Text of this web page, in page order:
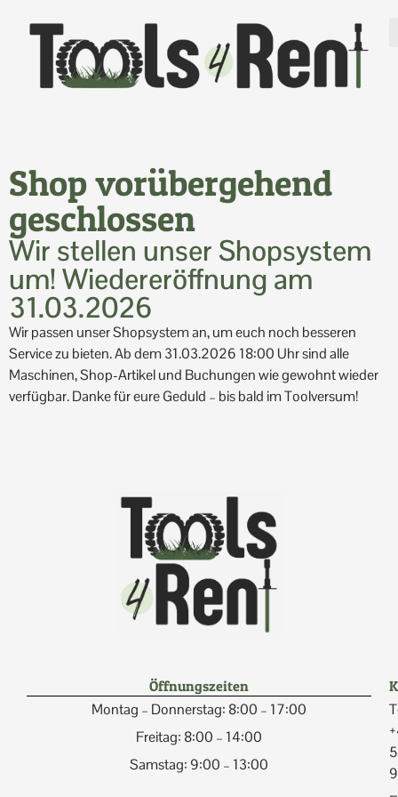
Shop vorübergehend
geschlossen
Wir stellen unser Shopsystem
um! Wiedereröffnung am
31.03.2026
Wir passen unser Shopsystem an, um euch noch besseren
Service zu bieten. Ab dem 31.03.2026 18:00 Uhr sind alle
Maschinen, Shop-Artikel und Buchungen wie gewohnt wieder
verfügbar. Danke für eure Geduld – bis bald im Toolversum!
Öffnungszeiten
Montag – Donnerstag: 8:00 – 17:00
Freitag: 8:00 – 14:00
Samstag: 9:00 – 13:00